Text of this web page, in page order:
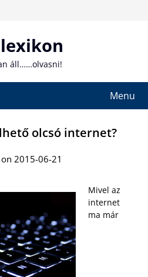
áll……olvasni!
Menu
olcsó internet?
2015-06-21
Mivel az
internet
ma már